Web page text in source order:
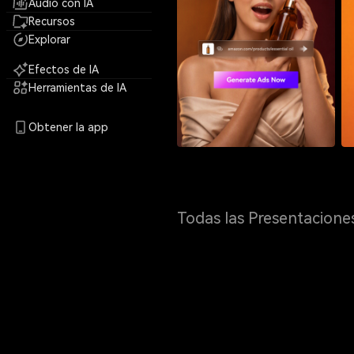
Audio con IA
Recursos
Explorar
Efectos de IA
Herramientas de IA
Obtener la app
Todas las